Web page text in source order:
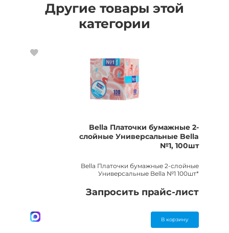
Другие товары этой
категории
Bella Платочки бумажные 2-
слойные Универсальные Bella
№1, 100шт
Bella Платочки бумажные 2-слойные
Универсальные Bella №1 100шт*
Запросить прайс-лист
В корзину